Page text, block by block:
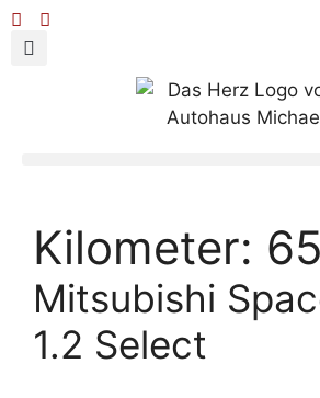
Kilometer:
Mitsubishi
1.2 Select